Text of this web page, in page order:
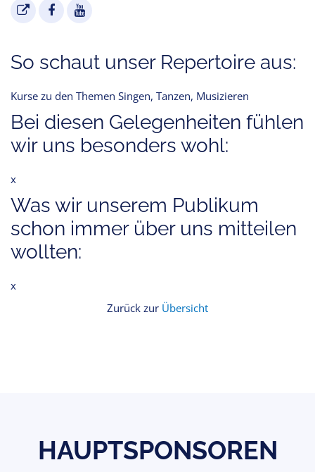
So schaut unser Repertoire aus:
Kurse zu den Themen Singen, Tanzen, Musizieren
Bei diesen Gelegenheiten fühlen
wir uns besonders wohl:
x
Was wir unserem Publikum
schon immer über uns mitteilen
wollten:
x
Zurück zur Übersicht
HAUPTSPONSOREN